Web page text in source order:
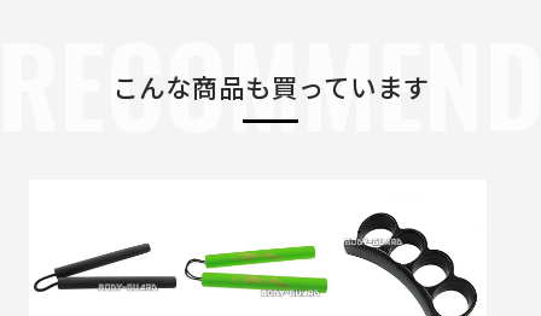
こんな商品も買っています